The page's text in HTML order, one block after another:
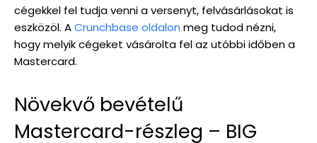
cégekkel fel tudja venni a versenyt, felvásárlásokat is
eszközöl. ACrunchbase oldalon meg tudod nézni,
hogy melyik cégeket vásárolta fel az utóbbi időben a
Mastercard.
Növekvő bevételű
Mastercard-részleg – BIG